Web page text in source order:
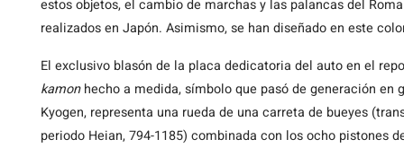
estos objetos, el cambio de marchas y las palancas del
realizados en Japón. Asimismo, se han diseñado en este
El exclusivo blasón de la placa dedicatoria del auto en el
kamonhecho a medida, símbolo que pasó de generación en
Kyogen, representa una rueda de una carreta de bueyes
periodo Heian, 794-1185) combinada con los ocho pistones